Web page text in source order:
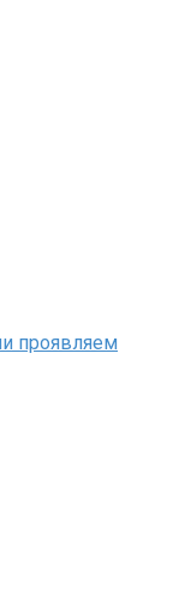
проявляем